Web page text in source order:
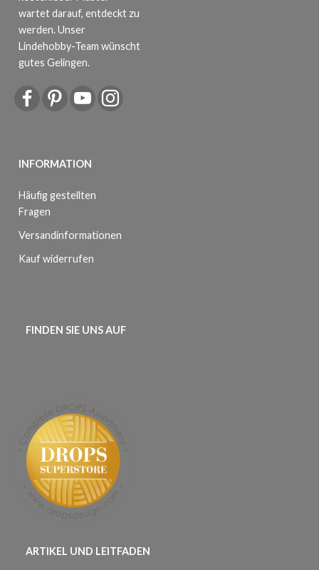
wartet darauf, entdeckt zu
werden. Unser
Lindehobby-Team wünscht
gutes Gelingen.
INFORMATION
Häufig gestellten
Fragen
Versandinformationen
Kauf widerrufen
FINDEN SIE UNS AUF
ARTIKEL UND LEITFADEN